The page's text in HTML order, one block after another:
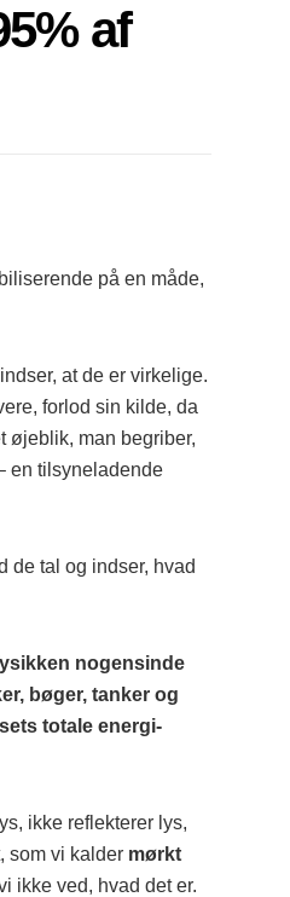
af
på en måde,
at de er virkelige.
forlod sin kilde, da
øjeblik, man begriber,
en tilsyneladende
de tal og indser, hvad
nogensinde
bøger, tanker og
totale energi-
ikke reflekterer lys,
som vi kalder mørkt
ikke ved, hvad det er.